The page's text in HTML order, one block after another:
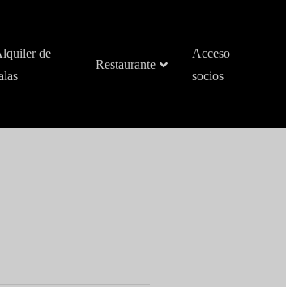
de
Restaurante
Acceso
socios